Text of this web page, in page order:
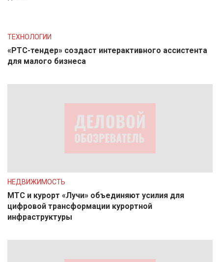
ТЕХНОЛОГИИ
«РТС-тендер» создаст интерактивного ассистента
для малого бизнеса
НЕДВИЖИМОСТЬ
МТС и курорт «Лучи» объединяют усилия для
цифровой трансформации курортной
инфраструктуры